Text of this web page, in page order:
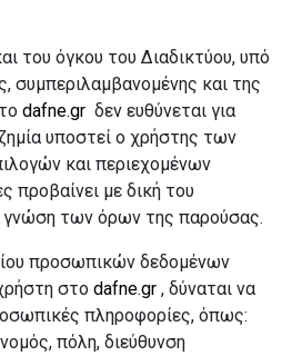
του όγκου του Διαδικτύου, υπό
συμπεριλαμβανομένης και της
dafne.gr δεν ευθύνεται για
υποστεί ο χρήστης των
και περιεχομένων
προβαίνει με δική του
γνώση των όρων της παρούσας.
προσωπικών δεδομένων
στο dafne.gr , δύναται να
πληροφορίες, όπως:
πόλη, διεύθυνση